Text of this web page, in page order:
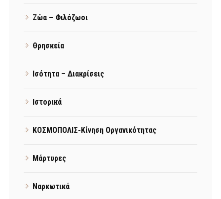
Ζώα – Φιλόζωοι
Θρησκεία
Ισότητα – Διακρίσεις
Ιστορικά
ΚΟΣΜΟΠΟΛΙΣ-Κίνηση Οργανικότητας
Μάρτυρες
Ναρκωτικά